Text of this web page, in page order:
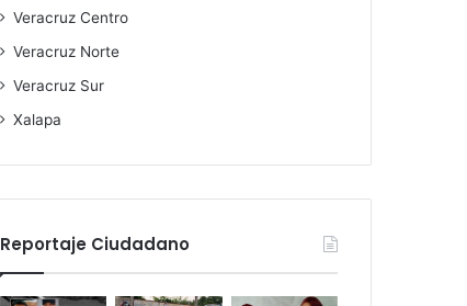
Veracruz Centro
Veracruz Norte
Veracruz Sur
Xalapa
Reportaje Ciudadano